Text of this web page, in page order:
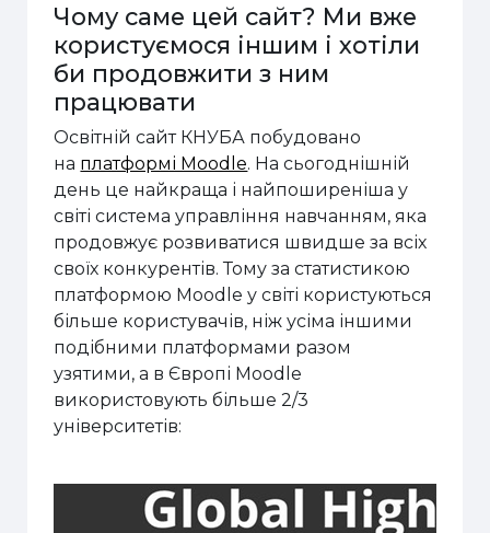
Чому саме цей сайт? Ми вже
користуємося іншим і хотіли
би продовжити з ним
працювати
Освітній сайт КНУБА побудовано
на платформі Moodle. На сьогоднішній
день це найкраща і найпоширеніша у
світі система управління навчанням, яка
продовжує розвиватися швидше за всіх
своїх конкурентів. Тому за статистикою
платформою Moodle у світі користуються
більше користувачів, ніж усіма іншими
подібними платформами разом
узятими, а в Європі Moodle
використовують більше 2/3
університетів: